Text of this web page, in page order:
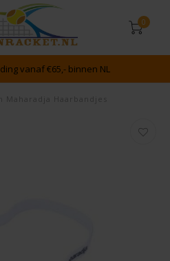
0
vanaf €65,- binnen NL